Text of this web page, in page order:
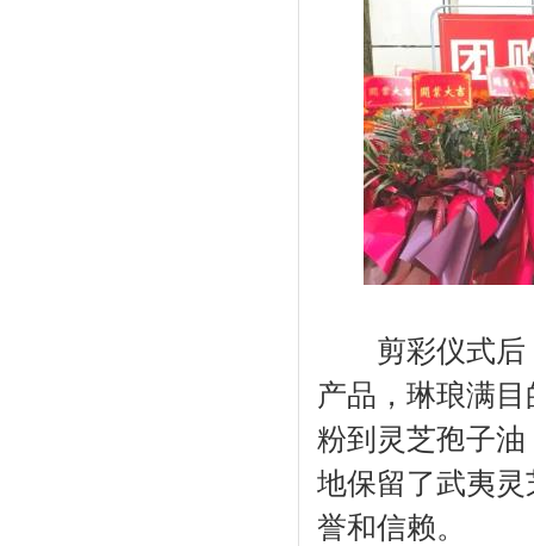
剪彩仪式后，
产品，琳琅满
粉到灵芝孢子
地保留了武夷
誉和信赖。